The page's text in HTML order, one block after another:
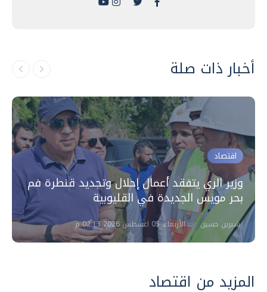
أخبار ذات صلة
اقتصاد
وزير الري يتفقد أعمال إحلال وتجديد قنطرة فم
بحر مويس الجديدة في القليوبية
شيرين حسين الأربعاء، 05 اغسطس 2026 02:13 م
المزيد من اقتصاد